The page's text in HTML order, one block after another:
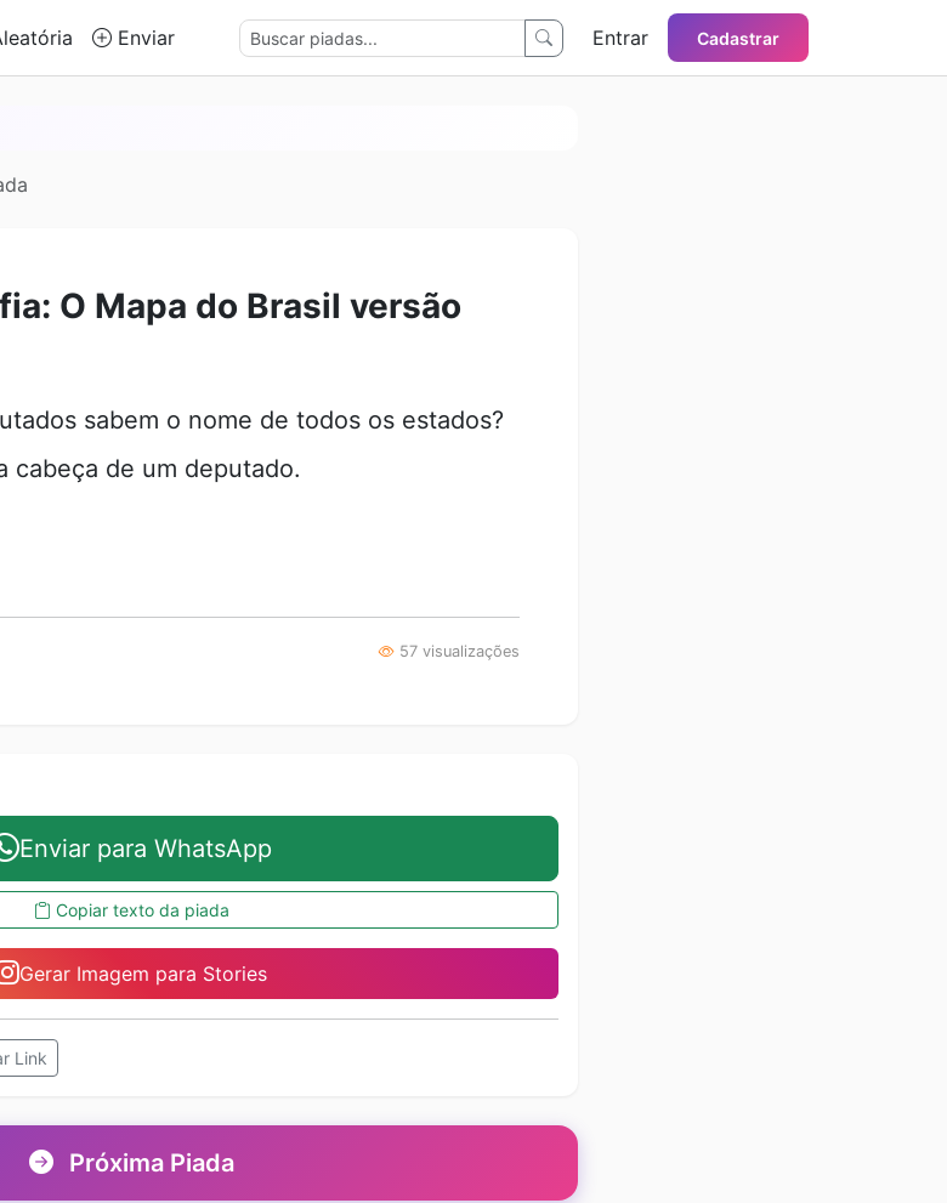
Enviar Entrar Cadastrar
O Mapa do Brasil versão
sabem o nome de todos os estados?
cabeça de um deputado.
57 visualizações
Enviar para WhatsApp
Copiar texto da piada
Gerar Imagem para Stories
Link
Próxima Piada